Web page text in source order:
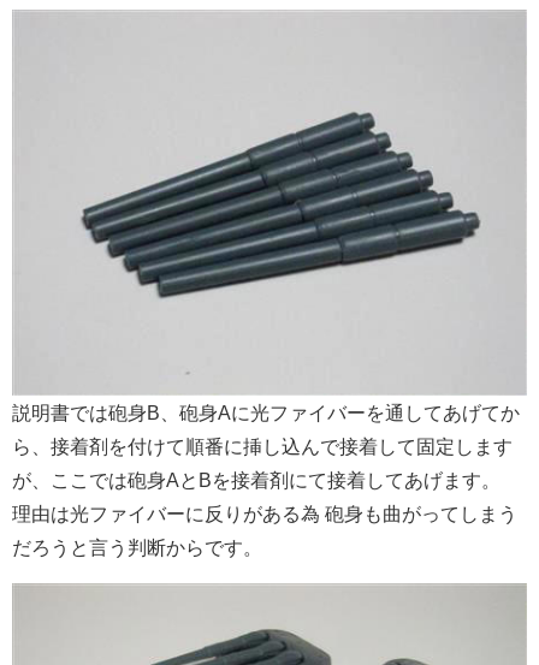
説明書では砲身B、砲身Aに光ファイバーを通してあげてか
ら、接着剤を付けて順番に挿し込んで接着して固定します
が、ここでは砲身AとBを接着剤にて接着してあげます。
理由は光ファイバーに反りがある為 砲身も曲がってしまう
だろうと言う判断からです。